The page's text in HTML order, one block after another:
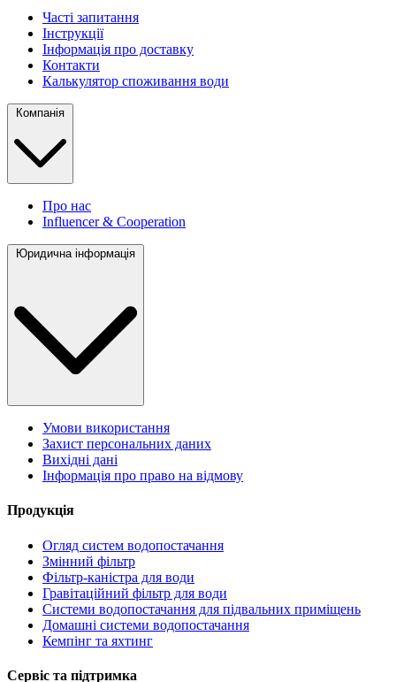
Часті запитання
Інструкції
Інформація про доставку
Контакти
Калькулятор споживання води
Компанія
Про нас
Influencer & Cooperation
Юридична інформація
Умови використання
Захист персональних даних
Вихідні дані
Інформація про право на відмову
Продукція
Огляд систем водопостачання
Змінний фільтр
Фільтр-каністра для води
Гравітаційний фільтр для води
Системи водопостачання для підвальних приміщень
Домашні системи водопостачання
Кемпінг та яхтинг
Сервіс та підтримка